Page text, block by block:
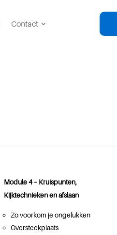
Contact
Module 4 – Kruispunten,
Kijktechnieken en afslaan
Zo voorkom je ongelukken
Oversteekplaats